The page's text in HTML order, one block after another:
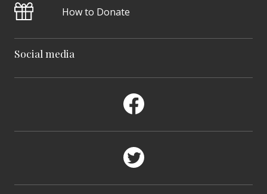
How to Donate
Social media